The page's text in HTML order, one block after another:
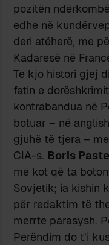
pozitën
edhe në
deri atëherë, me
Kadaresë në
Te kjo histori gjej
fatin e
kontrabandua në
botuar – në
gjuhë të tjera –
CIA-s. Boris
më kot që ta
Sovjetik; ia kishin
për redaktim të
merrte parasysh.
Perëndim do t’i